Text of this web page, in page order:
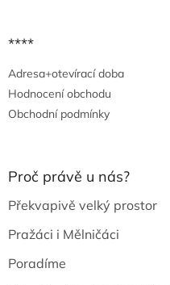
****
Adresa+otevírací doba
Hodnocení obchodu
Obchodní podmínky
Proč právě u nás?
Překvapivě velký prostor
Pražáci i Mělničáci
Poradíme